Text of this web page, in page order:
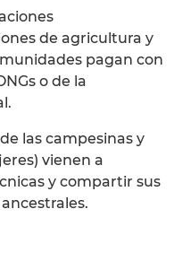
de agricultura y
pagan con
o de la
las campesinas y
vienen a
y compartir sus